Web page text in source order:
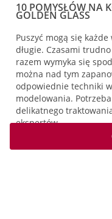
10 POMYSŁÓW NA
GOLDEN GLASS
Puszyć mogą się
długie. Czasami
razem wymyka się
można nad tym
odpowiednie techniki
modelowania.
delikatnego
ekspertów…